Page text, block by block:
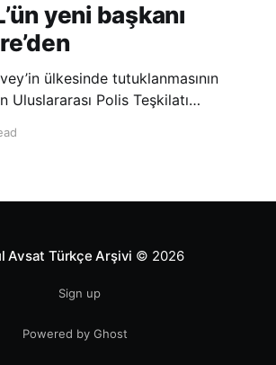
yeni başkanı
ülkesinde tutuklanmasının
Uluslararası Polis Teşkilatı
Avsat Türkçe Arşivi © 2026
Sign up
Powered by Ghost